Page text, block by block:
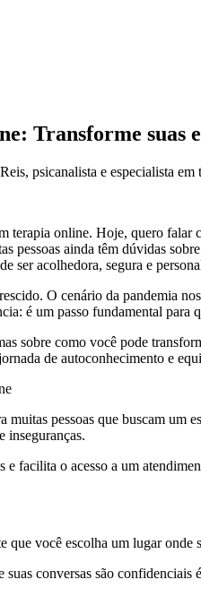
Transforme suas
psicanalista e especialista
terapia online. Hoje, quero
pessoas ainda têm dúvidas
ser acolhedora, segura e
O cenário da pandemia
é um passo fundamental
sobre como você pode
de autoconhecimento e
muitas pessoas que buscam
inseguranças.
facilita o acesso a um
você escolha um lugar onde
conversas são